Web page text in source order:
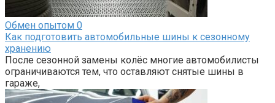
Обмен опытом 0
Как подготовить автомобильные шины к сезонному
хранению
После сезонной замены колёс многие автомобилисты
ограничиваются тем, что оставляют снятые шины в
гараже,